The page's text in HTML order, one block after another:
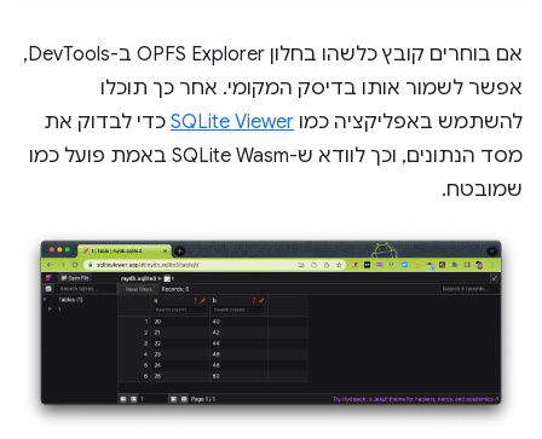
אם בוחרים קובץ כלשהו בחלון OPFS Explorer ב-DevTools,
אפשר לשמור אותו בדיסק המקומי. אחר כך תוכלו
להשתמש באפליקציה כמו SQLite Viewer כדי לבדוק את
מסד הנתונים, וכך לוודא ש-SQLite Wasm באמת פועל כמו
שמובטח.